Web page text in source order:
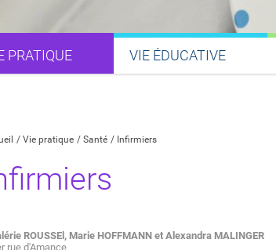
PRATIQUE VIE ÉDUCATIVE
Vie pratique Santé Infirmiers
ROUSSEl, Marie HOFFMANN et Alexandra MALINGER
rue d'Amance